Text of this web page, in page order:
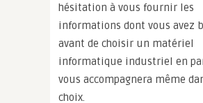
hésitation à vous fournir les
informations dont vous avez
avant de choisir un matériel
informatique industriel en
vous accompagnera même
choix.